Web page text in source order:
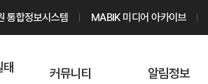
통합정보시스템 MABIK 미디어 아카이브
커뮤니티 알림정보